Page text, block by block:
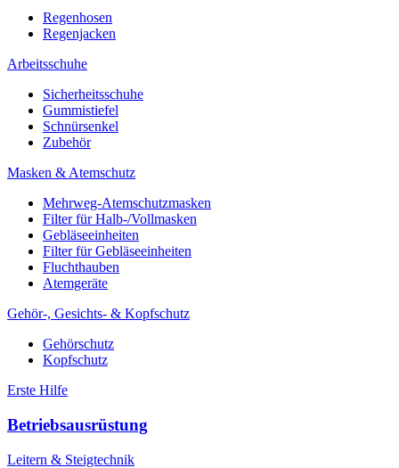
Regenhosen
Regenjacken
Arbeitsschuhe
Sicherheitsschuhe
Gummistiefel
Schnürsenkel
Zubehör
Masken & Atemschutz
Mehrweg-Atemschutzmasken
Filter für Halb-/Vollmasken
Gebläseeinheiten
Filter für Gebläseeinheiten
Fluchthauben
Atemgeräte
Gehör-, Gesichts- & Kopfschutz
Gehörschutz
Kopfschutz
Erste Hilfe
Betriebsausrüstung
Leitern & Steigtechnik